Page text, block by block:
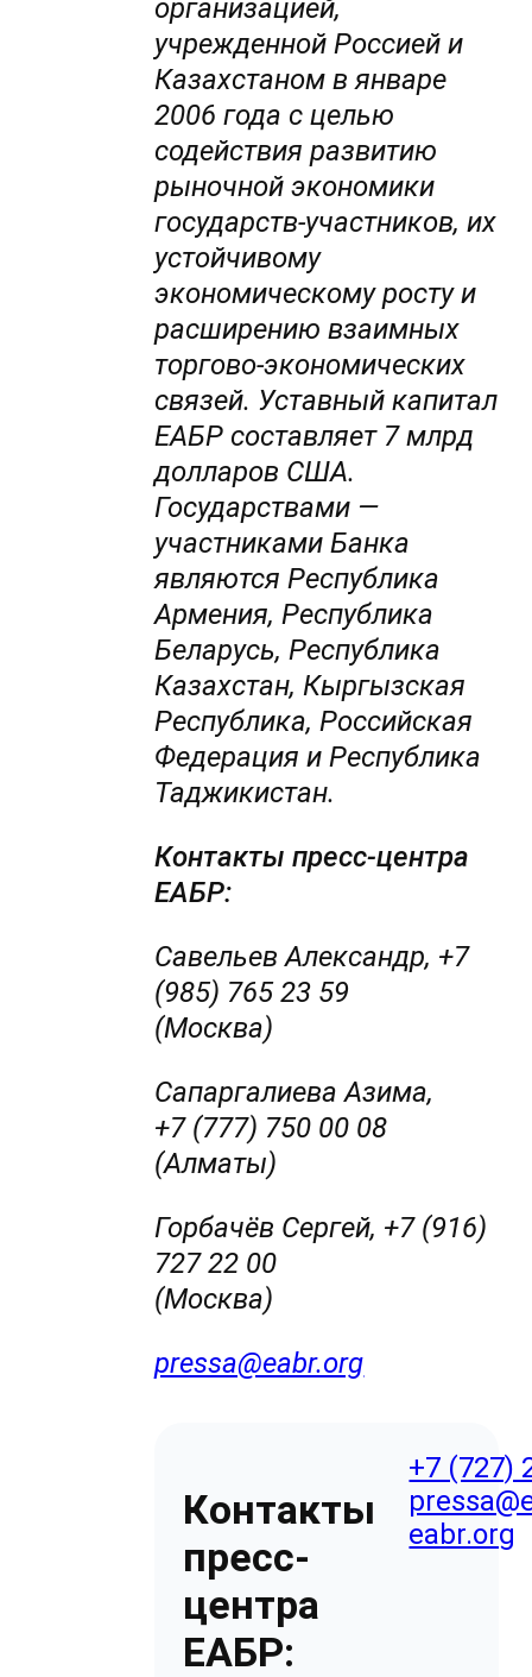
организацией,
учрежденной Россией и
Казахстаном в январе
2006 года с целью
содействия развитию
рыночной экономики
государств-участников, их
устойчивому
экономическому росту и
расширению взаимных
торгово-экономических
связей. Уставный капитал
ЕАБР составляет 7 млрд
долларов США.
Государствами —
участниками Банка
являются Республика
Армения, Республика
Беларусь, Республика
Казахстан, Кыргызская
Республика, Российская
Федерация и Республика
Таджикистан.
Контакты пресс-центра
ЕАБР:
Савельев Александр, +7
(985) 765 23 59
Сапаргалиева Азима,
+7 (777) 750 00 08
(Алматы)
Горбачёв Сергей, +7 (916)
727 22 00
pressa@eabr.org
Контакты
пресс-
центра
ЕАБР:
+7 (727)
eabr.org